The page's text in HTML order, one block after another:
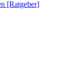
[Ratgeber]